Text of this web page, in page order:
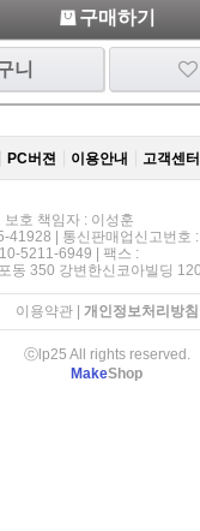
구매하기
니
PC버젼 이용안내 고객센터
호 책임자 : 이성훈
41928 | 통신판매업신고번호
5211-6949 | 팩스 :
동 350 강변한신코아빌딩
이용약관| 개인정보처리방침
ⓒlp25 All rights reserved.
MakeShop